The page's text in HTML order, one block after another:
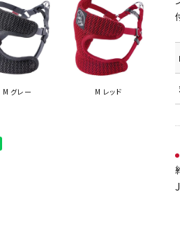
M グレー M レッド